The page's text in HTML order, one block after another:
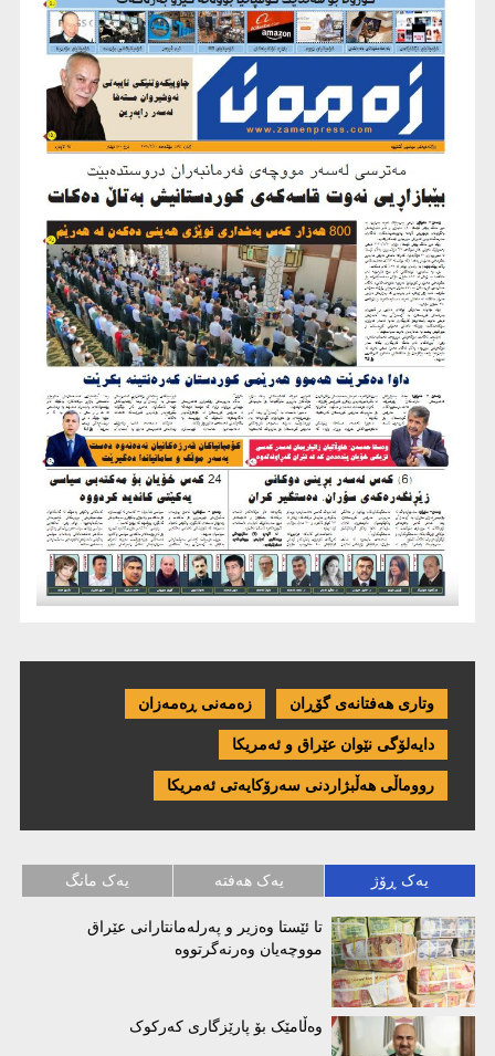
وتاری هەفتانەی گۆڕان زەمەنی ڕەمەزان
دایەلۆگی نێوان عێراق و ئەمریكا
رووماڵی هەڵبژاردنی سەرۆکایەتی ئەمریکا
یەک ڕۆژ یەک هەفتە یەک مانگ
تا ئێستا وەزیر و پەرلەمانتارانی عێراق
مووچەیان وەرنەگرتووە
وەڵامێک بۆ پارێزگاری کەرکوک